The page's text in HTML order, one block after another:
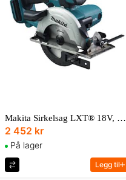
Makita Sirkelsag LXT® 18V, 3 600 min⁻¹, 136 mm
2 452 kr
På lager
Legg til